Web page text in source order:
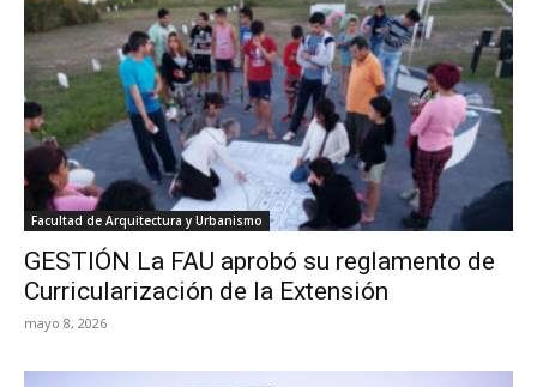
Facultad de Arquitectura y Urbanismo
GESTIÓN La FAU aprobó su reglamento de
Curricularización de la Extensión
mayo 8, 2026